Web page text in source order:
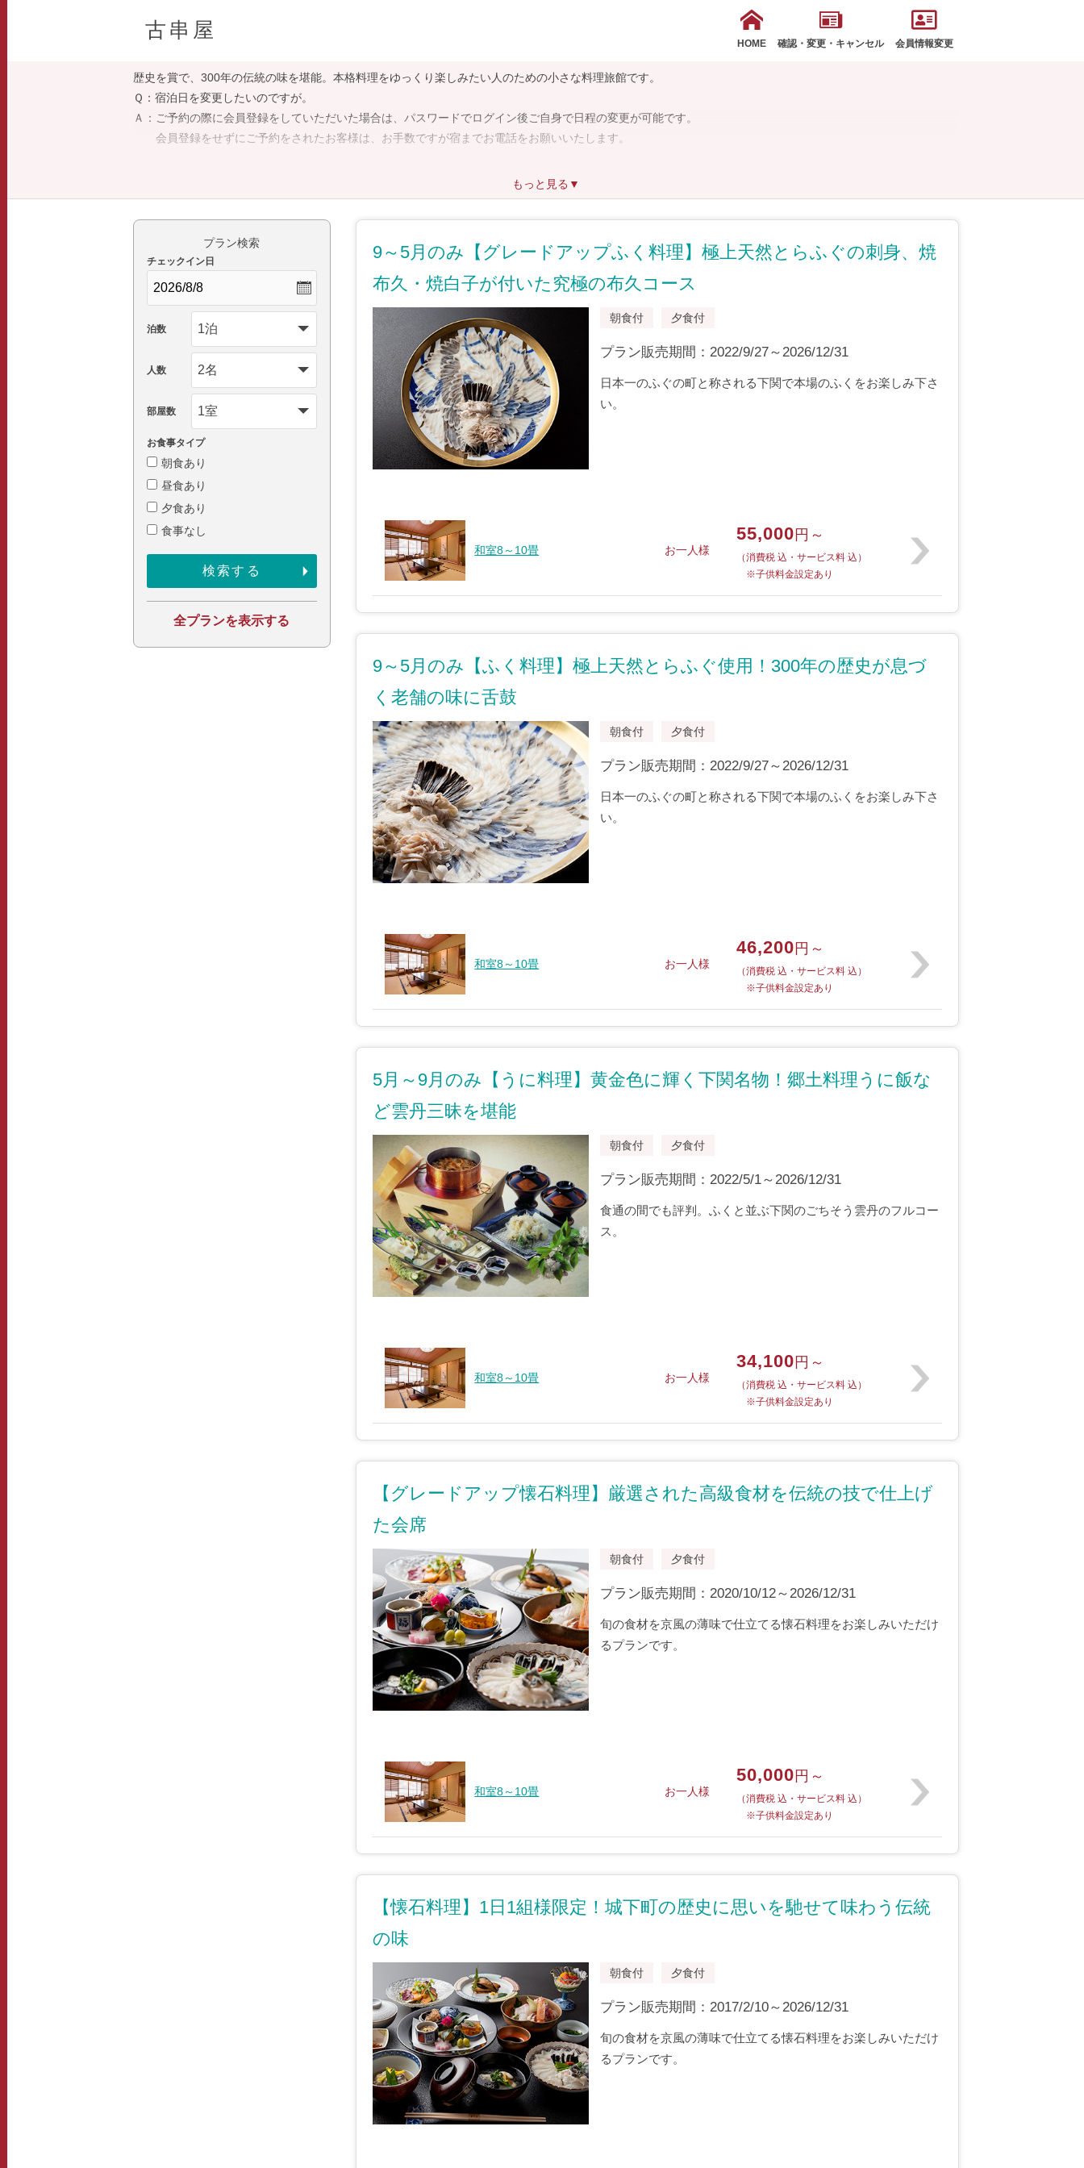
古串屋
HOME 確認・変更・キャンセル 会員情報変更
歴史を賞で、300年の伝統の味を堪能。本格料理をゆっくり楽しみたい人のための小さな料理旅館です。
Ｑ：宿泊日を変更したいのですが。
Ａ：ご予約の際に会員登録をしていただいた場合は、パスワードでログイン後ご自身で日程の変更が可能です。
会員登録をせずにご予約をされたお客様は、お手数ですが宿までお電話をお願いいたします。
Ａ：会員登録の有無に関わらず、ご自身でキャンセル処理が可能です。
もっと見る▼
プラン検索
チェックイン日
泊数
人数
部屋数
お食事タイプ
朝食あり
昼食あり
夕食あり
食事なし
全プランを表示する
9～5月のみ【グレードアップふく料理】極上天然とらふぐの刺身、焼
布久・焼白子が付いた究極の布久コース
朝食付 夕食付
プラン販売期間：2022/9/27～2026/12/31
日本一のふぐの町と称される下関で本場のふくをお楽しみ下さ
い。
和室8～10畳 お一人様
55,000 円～
（消費税 込・サービス料 込）
※子供料金設定あり
9～5月のみ【ふく料理】極上天然とらふぐ使用！300年の歴史が息づ
く老舗の味に舌鼓
朝食付 夕食付
プラン販売期間：2022/9/27～2026/12/31
日本一のふぐの町と称される下関で本場のふくをお楽しみ下さ
い。
和室8～10畳 お一人様
46,200 円～
（消費税 込・サービス料 込）
※子供料金設定あり
5月～9月のみ【うに料理】黄金色に輝く下関名物！郷土料理うに飯な
ど雲丹三昧を堪能
朝食付 夕食付
プラン販売期間：2022/5/1～2026/12/31
食通の間でも評判。ふくと並ぶ下関のごちそう雲丹のフルコー
ス。
和室8～10畳 お一人様
34,100 円～
（消費税 込・サービス料 込）
※子供料金設定あり
【グレードアップ懐石料理】厳選された高級食材を伝統の技で仕上げ
た会席
朝食付 夕食付
プラン販売期間：2020/10/12～2026/12/31
旬の食材を京風の薄味で仕立てる懐石料理をお楽しみいただけ
るプランです。
和室8～10畳 お一人様
50,000 円～
（消費税 込・サービス料 込）
※子供料金設定あり
【懐石料理】1日1組様限定！城下町の歴史に思いを馳せて味わう伝統
の味
朝食付 夕食付
プラン販売期間：2017/2/10～2026/12/31
旬の食材を京風の薄味で仕立てる懐石料理をお楽しみいただけ
るプランです。